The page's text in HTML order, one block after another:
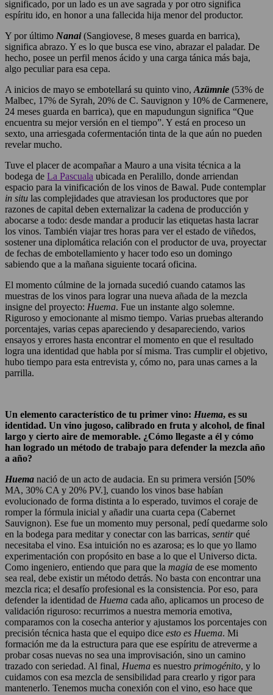
significado, por un lado es un ave sagrada y por otro significa
espíritu ido, en honor a una fallecida hija menor del productor.
Y por último Nanai(Sangiovese, 8 meses guarda en barrica),
significa abrazo. Y es lo que busca ese vino, abrazar el paladar. De
hecho, posee un perfil menos ácido y una carga tánica más baja,
algo peculiar para esa cepa.
A inicios de mayo se embotellará su quinto vino, Azümnie (53% de
Malbec, 17% de Syrah, 20% de C. Sauvignon y 10% de Carmenere,
24 meses guarda en barrica), que en mapudungun significa “Que
encuentra su mejor versión en el tiempo”. Y está en proceso un
sexto, una arriesgada cofermentación tinta de la que aún no pueden
revelar mucho.
Tuve el placer de acompañar a Mauro a una visita técnica a la
bodega de La Pascuala ubicada en Peralillo, donde arriendan
espacio para la vinificación de los vinos de Bawal. Pude contemplar
in situ las complejidades que atraviesan los productores que por
razones de capital deben externalizar la cadena de producción y
abocarse a todo: desde mandar a producir las etiquetas hasta lacrar
los vinos. También viajar tres horas para ver el estado de viñedos,
sostener una diplomática relación con el productor de uva, proyectar
de fechas de embotellamiento y hacer todo eso un domingo
sabiendo que a la mañana siguiente tocará oficina.
El momento cúlmine de la jornada sucedió cuando catamos las
muestras de los vinos para lograr una nueva añada de la mezcla
insigne del proyecto: Huema. Fue un instante algo solemne.
Riguroso y emocionante al mismo tiempo. Varias pruebas alterando
porcentajes, varias cepas apareciendo y desapareciendo, varios
ensayos y errores hasta encontrar el momento en que el resultado
logra una identidad que habla por sí misma. Tras cumplir el objetivo,
hubo tiempo para esta entrevista y, cómo no, para unas carnes a la
parrilla.
Un elemento característico de tu primer vino: Huema, es su
identidad. Un vino jugoso, calibrado en fruta y alcohol, de final
largo y cierto aire de memorable. ¿Cómo llegaste a él y cómo
han logrado un método de trabajo para defender la mezcla año
a año?
Huema nació de un acto de audacia. En su primera versión [50%
MA, 30% CA y 20% PV.], cuando los vinos base habían
evolucionado de forma distinta a lo esperado, tuvimos el coraje de
romper la fórmula inicial y añadir una cuarta cepa (Cabernet
Sauvignon). Ese fue un momento muy personal, pedí quedarme solo
en la bodega para meditar y conectar con las barricas, sentirqué
necesitaba el vino. Esa intuición no es azarosa; es lo que yo llamo
experimentación con propósito en base a lo que el Universo dicta.
Como ingeniero, entiendo que para que la magia de ese momento
sea real, debe existir un método detrás. No basta con encontrar una
mezcla rica; el desafío profesional es la consistencia. Por eso, para
defender la identidad de Huema cada año, aplicamos un proceso de
validación riguroso: recurrimos a nuestra memoria emotiva,
comparamos con la cosecha anterior y ajustamos los porcentajes con
precisión técnica hasta que el equipo dice esto es Huema. Mi
formación me da la estructura para que ese espíritu de atreverme a
probar cosas nuevas no sea una improvisación, sino un camino
trazado con seriedad. Al final, Huema es nuestro primogénito, y lo
cuidamos con esa mezcla de sensibilidad para crearlo y rigor para
mantenerlo. Tenemos mucha conexión con el vino, eso hace que